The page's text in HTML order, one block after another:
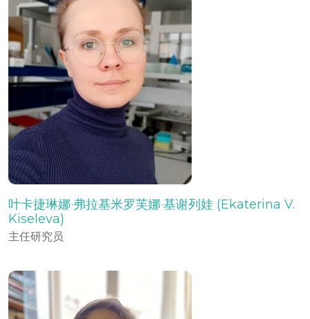
叶卡捷琳娜·弗拉基米罗芙娜·基谢列娃 (Ekaterina V.
Kiseleva)
主任研究员